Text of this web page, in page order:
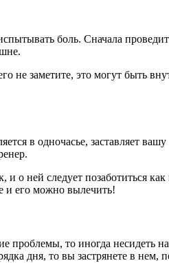
боль. Сначала
не заметите, это могут быть
в одночасье, заставляет
и о ней следует позаботиться
и его можно вылечить!
проблемы, то иногда несидеть
дня, то вы застрянете в нем,